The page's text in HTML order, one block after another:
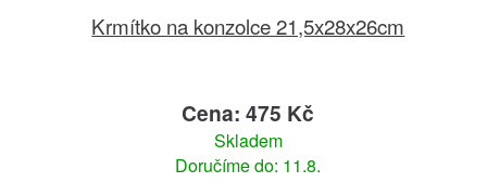
Krmítko na konzolce 21,5x28x26cm
Cena: 475 Kč
Skladem
Doručíme do: 11.8.